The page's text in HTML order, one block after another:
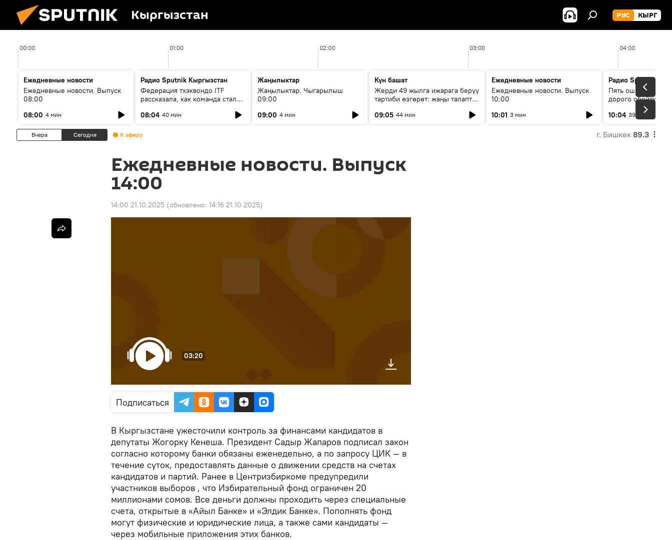
Кыргызстан РУС КЫРГ
00:00 01:00 02:00 03:00 04:00
Ежедневные новости
Ежедневные новости. Выпуск
08:00
08:00 4 мин
Радио Sputnik Кыргызстан
Федерация тхэквондо ITF
рассказала, как команда стала
08:04 40 мин
Жаңылыктар
Жаңылыктар. Чыгарылыш
09:00
09:00 4 мин
Күн башат
Жерди 49 жылга ижарага берүү
тартиби өзгөрөт: жаңы талаптар
09:05 44 мин
Ежедневные новости
Ежедневные новости. Выпуск
10:00
10:01 3 мин
Радио Sputnik
Пять ошибок
дорого обойтись
10:04 39 мин
Вчера Сегодня К эфиру г. Бишкек 89.3
Ежедневные новости. Выпуск
14:00
14:00 21.10.2025 (обновлено: 14:16 21.10.2025)
03:20
Подписаться
В Кыргызстане ужесточили контроль за финансами кандидатов в
депутаты Жогорку Кенеша. Президент Садыр Жапаров подписал закон
согласно которому банки обязаны еженедельно, а по запросу ЦИК — в
течение суток, предоставлять данные о движении средств на счетах
кандидатов и партий. Ранее в Центризбиркоме предупредили
участников выборов , что Избирательный фонд ограничен 20
миллионами сомов. Все деньги должны проходить через специальные
счета, открытые в «Айыл Банке» и «Элдик Банке». Пополнять фонд
могут физические и юридические лица, а также сами кандидаты —
через мобильные приложения этих банков.